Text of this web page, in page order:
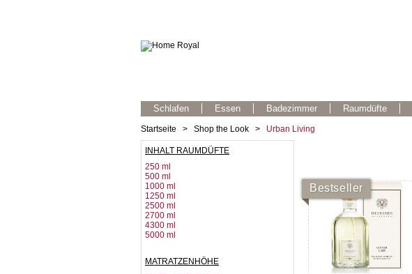
Schlafen Essen Badezimmer Raumdüfte
Startseite > Shop the Look > Urban Living
INHALT RAUMDÜFTE
250 ml
500 ml
1000 ml
1250 ml
2500 ml
2700 ml
4300 ml
5000 ml
MATRATZENHÖHE
Bestseller